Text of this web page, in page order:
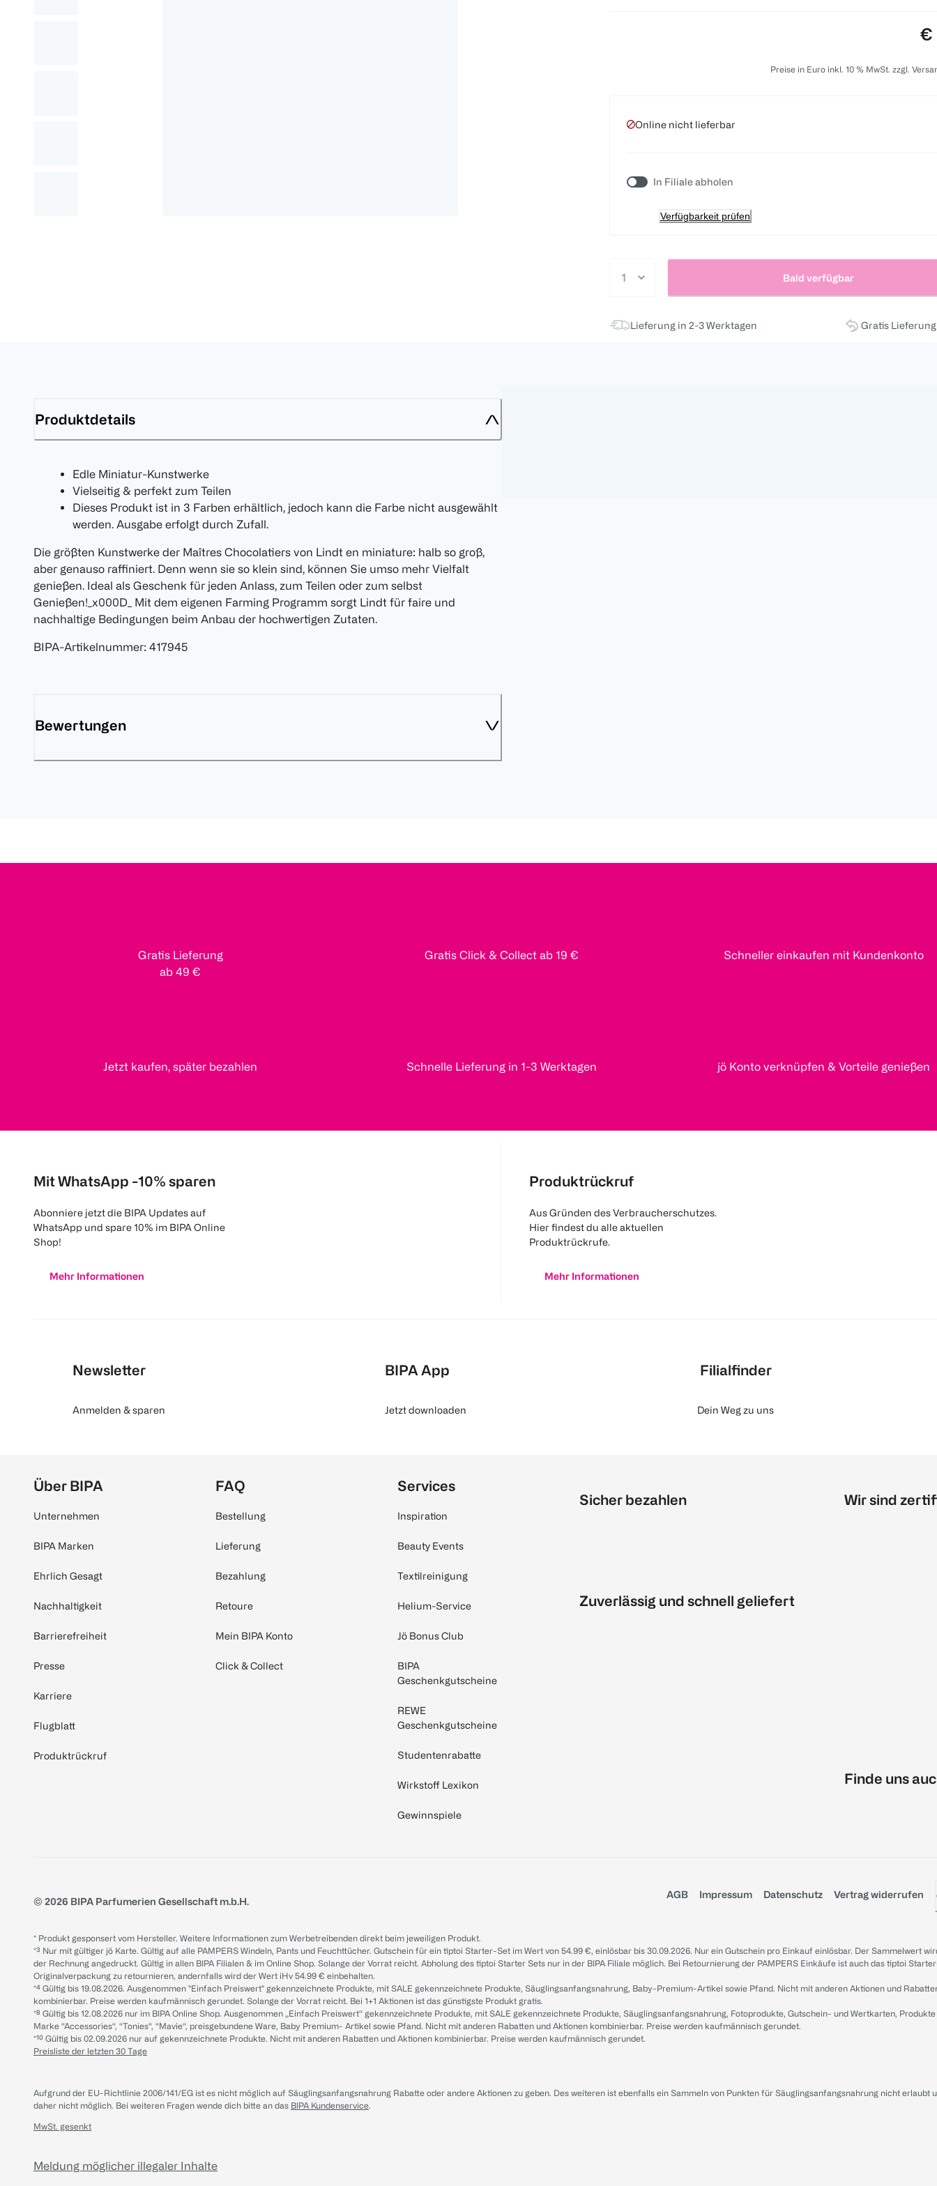
€
Preise in Euro inkl. 10 % MwSt. zzgl.
Online nicht lieferbar
In Filiale abholen
Verfügbarkeit prüfen
Bald verfügbar
Lieferung in 2-3 Werktagen Gratis
Produktdetails
Edle Miniatur-Kunstwerke
Vielseitig & perfekt zum Teilen
Dieses Produkt ist in 3 Farben erhältlich, jedoch kann die Farbe nicht ausgewählt
werden. Ausgabe erfolgt durch Zufall.
Die größten Kunstwerke der Maîtres Chocolatiers von Lindt en miniature: halb so groß,
aber genauso raffiniert. Denn wenn sie so klein sind, können Sie umso mehr Vielfalt
genießen. Ideal als Geschenk für jeden Anlass, zum Teilen oder zum selbst
Genießen!_x000D_ Mit dem eigenen Farming Programm sorgt Lindt für faire und
nachhaltige Bedingungen beim Anbau der hochwertigen Zutaten.
BIPA-Artikelnummer: 417945
Bewertungen
Gratis Lieferung
ab 49 €
Gratis Click & Collect ab 19 € Schneller einkaufen mit Kundenkonto
Jetzt kaufen, später bezahlen Schnelle Lieferung in 1-3 Werktagen jö Konto verknüpfen & Vorteile genießen
Mit WhatsApp -10% sparen
Abonniere jetzt die BIPA Updates auf
WhatsApp und spare 10% im BIPA Online
Shop!
Mehr Informationen
Produktrückruf
Aus Gründen des Verbraucherschutzes.
Hier findest du alle aktuellen
Produktrückrufe.
Mehr Informationen
Newsletter
Anmelden & sparen
BIPA App
Jetzt downloaden
Filialfinder
Dein Weg zu uns
Über BIPA
Unternehmen
BIPA Marken
Ehrlich Gesagt
Nachhaltigkeit
Barrierefreiheit
Presse
Karriere
Flugblatt
Produktrückruf
FAQ
Bestellung
Lieferung
Bezahlung
Retoure
Mein BIPA Konto
Click & Collect
Services
Inspiration
Beauty Events
Textilreinigung
Helium-Service
Jö Bonus Club
BIPA
Geschenkgutscheine
REWE
Geschenkgutscheine
Studentenrabatte
Wirkstoff Lexikon
Gewinnspiele
Sicher bezahlen
Zuverlässig und schnell geliefert
Wir sind
Finde uns
© 2026 BIPA Parfumerien Gesellschaft m.b.H.
AGB Impressum Datenschutz Vertrag widerrufen
* Produkt gesponsert vom Hersteller. Weitere Informationen zum Werbetreibenden direkt beim jeweiligen Produkt.
*³ Nur mit gültiger jö Karte. Gültig auf alle PAMPERS Windeln, Pants und Feuchttücher. Gutschein für ein tiptoi Starter-Set im Wert von 54.99 €, einlösbar bis 30.09.2026. Nur ein Gutschein pro Einkauf einlösbar. Der Sammelwert
der Rechnung angedruckt. Gültig in allen BIPA Filialen & im Online Shop. Solange der Vorrat reicht. Abholung des tiptoi Starter Sets nur in der BIPA Filiale möglich. Bei Retournierung der PAMPERS Einkäufe ist auch das tiptoi
Originalverpackung zu retournieren, andernfalls wird der Wert iHv 54.99 € einbehalten.
*⁴ Gültig bis 19.08.2026. Ausgenommen "Einfach Preiswert" gekennzeichnete Produkte, mit SALE gekennzeichnete Produkte, Säuglingsanfangsnahrung, Baby-Premium-Artikel sowie Pfand. Nicht mit anderen Aktionen und
kombinierbar. Preise werden kaufmännisch gerundet. Solange der Vorrat reicht. Bei 1+1 Aktionen ist das günstigste Produkt gratis.
*⁸ Gültig bis 12.08.2026 nur im BIPA Online Shop. Ausgenommen „Einfach Preiswert“ gekennzeichnete Produkte, mit SALE gekennzeichnete Produkte, Säuglingsanfangsnahrung, Fotoprodukte, Gutschein- und Wertkarten,
Marke “Accessories“, “Tonies“, “Mavie“, preisgebundene Ware, Baby Premium- Artikel sowie Pfand. Nicht mit anderen Rabatten und Aktionen kombinierbar. Preise werden kaufmännisch gerundet.
*¹⁰ Gültig bis 02.09.2026 nur auf gekennzeichnete Produkte. Nicht mit anderen Rabatten und Aktionen kombinierbar. Preise werden kaufmännisch gerundet.
Preisliste der letzten 30 Tage
Aufgrund der EU-Richtlinie 2006/141/EG ist es nicht möglich auf Säuglingsanfangsnahrung Rabatte oder andere Aktionen zu geben. Des weiteren ist ebenfalls ein Sammeln von Punkten für Säuglingsanfangsnahrung nicht erlaubt
daher nicht möglich. Bei weiteren Fragen wende dich bitte an das BIPA Kundenservice.
MwSt. gesenkt
Meldung möglicher illegaler Inhalte